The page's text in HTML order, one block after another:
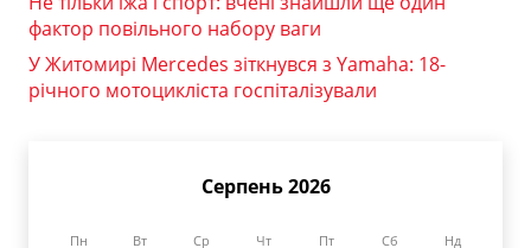
фактор повільного набору ваги
У Житомирі Mercedes зіткнувся з Yamaha: 18-
річного мотоцикліста госпіталізували
Серпень 2026
Пн Вт Ср Чт Пт Сб Нд